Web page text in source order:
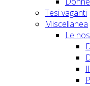
Tesi vaganti
Miscellanea
Le